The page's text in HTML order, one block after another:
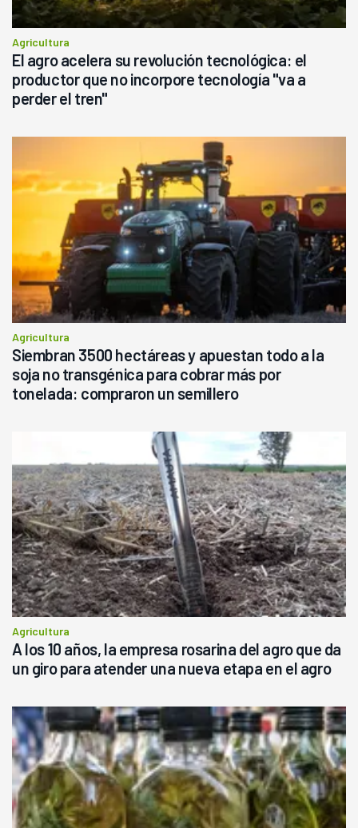
Agricultura
El agro acelera su revolución tecnológica: el
productor que no incorpore tecnología "va a
perder el tren"
Agricultura
Siembran 3500 hectáreas y apuestan todo a la
soja no transgénica para cobrar más por
tonelada: compraron un semillero
Agricultura
A los 10 años, la empresa rosarina del agro que da
un giro para atender una nueva etapa en el agro